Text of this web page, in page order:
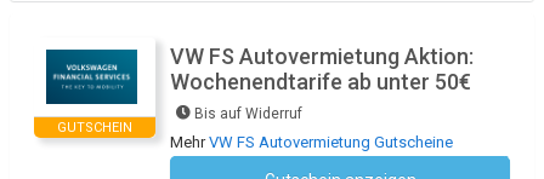
GUTSCHEIN
VW FS Autovermietung Aktion:
Wochenendtarife ab unter 50€
Bis auf Widerruf
MehrVW FS Autovermietung Gutscheine